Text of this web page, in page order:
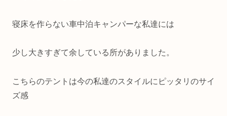
寝床を作らない車中泊キャンパーな私達には
少し大きすぎて余している所がありました。
こちらのテントは今の私達のスタイルにピッタリのサイ
ズ感